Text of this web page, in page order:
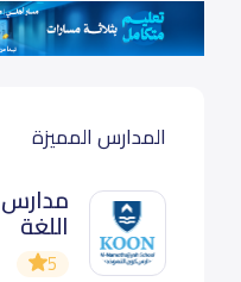
المدارس المميزة
مدارس
اللغة
5